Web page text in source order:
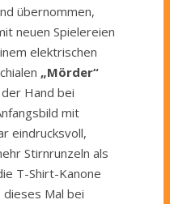
übernommen,
neuen Spielereien
elektrischen
„Mörder“
Hand bei
mit
eindrucksvoll,
Stirnrunzeln als
T-Shirt-Kanone
Mal bei